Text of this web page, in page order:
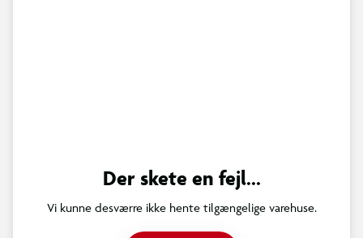
Der skete en fejl...
Vi kunne desværre ikke hente tilgængelige varehuse.